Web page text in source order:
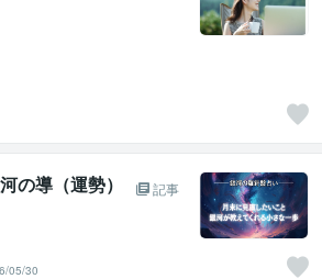
の導（運勢）
記事
05/30